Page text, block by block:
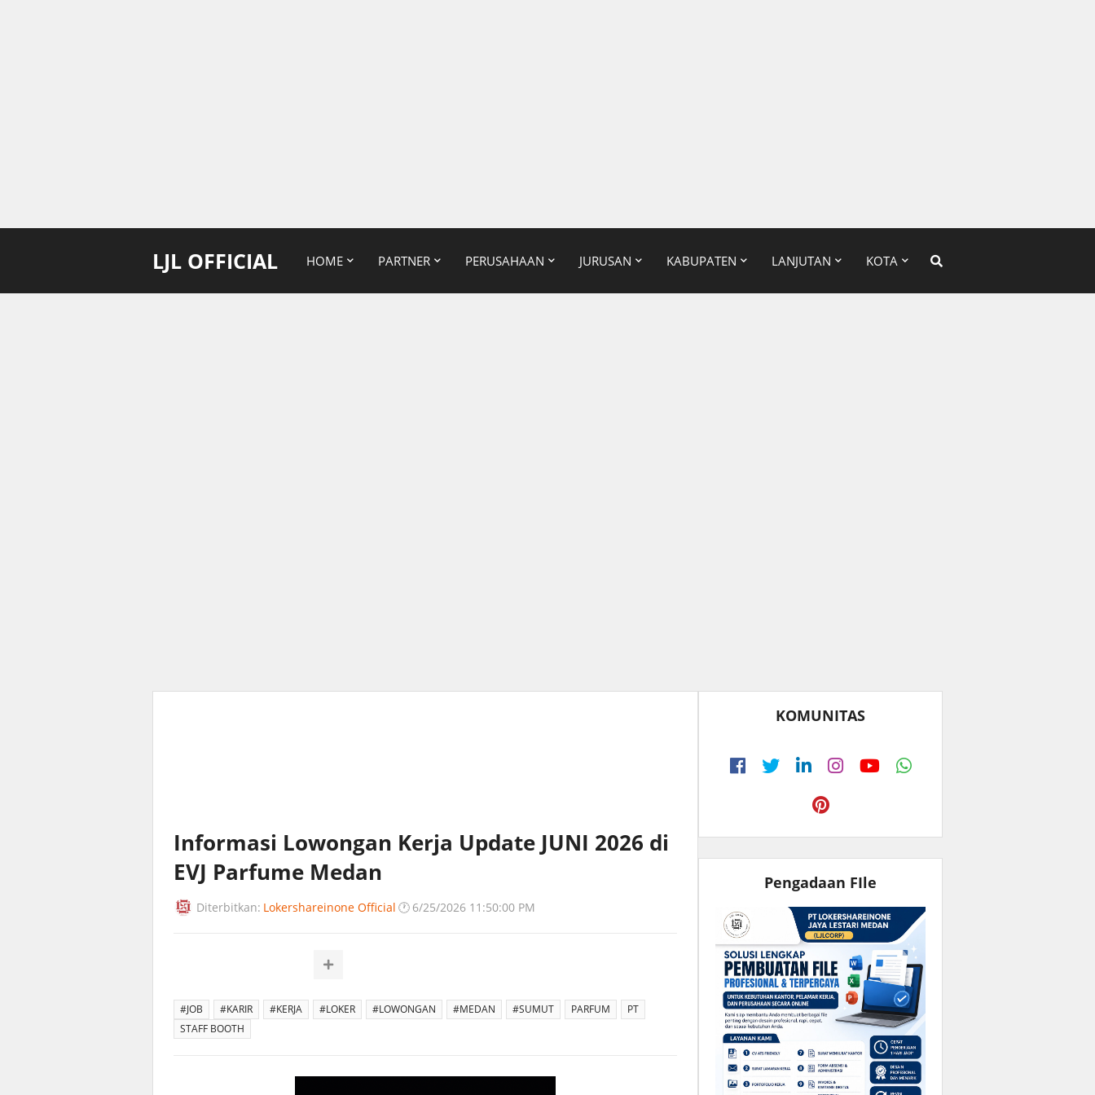
LJL OFFICIAL HOME PARTNER PERUSAHAAN JURUSAN KABUPATEN LANJUTAN KOTA
Informasi Lowongan Kerja Update JUNI 2026 di
EVJ Parfume Medan
Diterbitkan: Lokershareinone Official 🕐 6/25/2026 11:50:00 PM
#JOB #KARIR #KERJA #LOKER #LOWONGAN #MEDAN #SUMUT PARFUM
PT
STAFF BOOTH
KOMUNITAS
Pengadaan FIle